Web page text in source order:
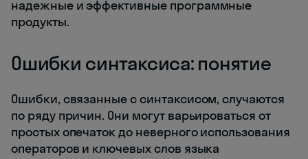
надежные и эффективные программные
продукты.
Ошибки синтаксиса: понятие
Ошибки, связанные с синтаксисом, случаются
по ряду причин. Они могут варьироваться от
простых опечаток до неверного использования
операторов и ключевых слов языка